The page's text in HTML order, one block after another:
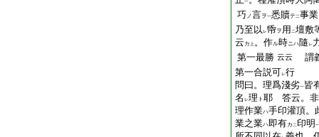
一
巧ノ言ヲ一悉贖テ二事業
乃至以 レ帋ヲ 用 二壇敷
云 カ 上 。作ル時ニハ隨 レ
第一最勝 云云
謂
第一合説可レ行
問曰。理爲淺劣一皆
名 レ理 ト 耶 答云。非
理作業ハ手印灌頂。
業之業ハ即有カ 二印明 一